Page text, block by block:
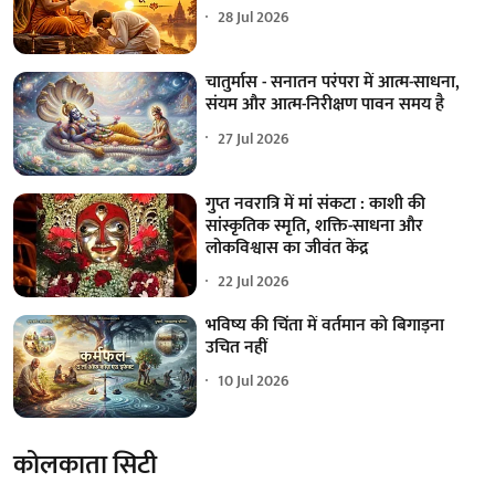
28 Jul 2026
चातुर्मास - सनातन परंपरा में आत्म-साधना,
संयम और आत्म-निरीक्षण पावन समय है
27 Jul 2026
गुप्त नवरात्रि में मां संकटा : काशी की
सांस्कृतिक स्मृति, शक्ति-साधना और
लोकविश्वास का जीवंत केंद्र
22 Jul 2026
भविष्य की चिंता में वर्तमान को बिगाड़ना
उचित नहीं
10 Jul 2026
कोलकाता सिटी